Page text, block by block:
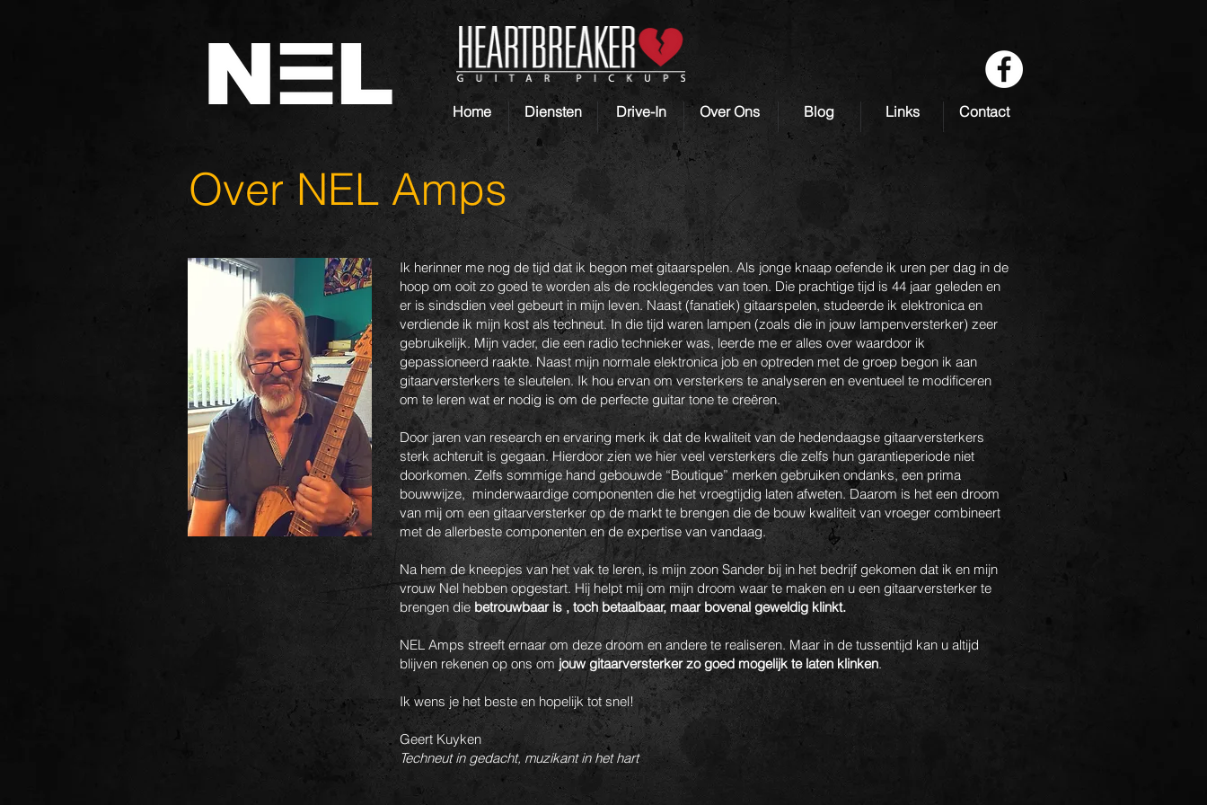
Home Diensten Drive-In Over Ons Blog Contact
Links
Over NEL Amps
Ik herinner me nog de tijd dat ik begon met gitaarspelen. Als jonge knaap oefende ik uren per dag in de
hoop om ooit zo goed te worden als de rocklegendes van toen. Die prachtige tijd is 44 jaar geleden en
er is sindsdien veel gebeurt in mijn leven. Naast (fanatiek) gitaarspelen, studeerde ik elektronica en
verdiende ik mijn kost als techneut. In die tijd waren lampen (zoals die in jouw lampenversterker) zeer
gebruikelijk. Mijn vader, die een radio technieker was, leerde me er alles over waardoor ik
gepassioneerd raakte. Naast mijn normale elektronica job en optreden met de groep begon ik aan
gitaarversterkers te sleutelen. Ik hou ervan om versterkers te analyseren en eventueel te modificeren
om te leren wat er nodig is om de perfecte guitar tone te creëren.
Door jaren van research en ervaring merk ik dat de kwaliteit van de hedendaagse gitaarversterkers
sterk achteruit is gegaan. Hierdoor zien we hier veel versterkers die zelfs hun garantieperiode niet
doorkomen. Zelfs sommige hand gebouwde “Boutique” merken gebruiken ondanks, een prima
bouwwijze, minderwaardige componenten die het vroegtijdig laten afweten. Daarom is het een droom
van mij om een gitaarversterker op de markt te brengen die de bouw kwaliteit van vroeger combineert
met de allerbeste componenten en de expertise van vandaag.
Na hem de kneepjes van het vak te leren, is mijn zoon Sander bij in het bedrijf gekomen dat ik en mijn
vrouw Nel hebben opgestart. Hij helpt mij om mijn droom waar te maken en u een gitaarversterker te
brengen diebetrouwbaar is , toch betaalbaar, maar bovenal geweldig klinkt.
NEL Amps streeft ernaar om deze droom en andere te realiseren. Maar in de tussentijd kan u altijd
blijven rekenen op ons om jouw gitaarversterker zo goed mogelijk te laten klinken.
Ik wens je het beste en hopelijk tot snel!
Geert Kuyken
Techneut in gedacht, muzikant in het hart